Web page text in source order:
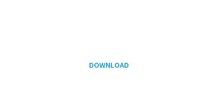
DOWNLOAD